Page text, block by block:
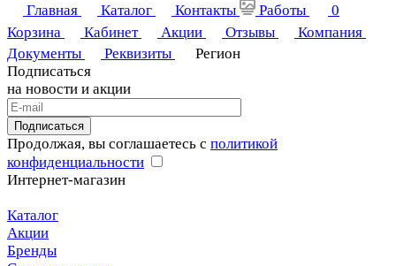
Главная
Каталог Контакты Работы
0
Корзина
Кабинет Акции Отзывы
Компания
Документы
Реквизиты
Регион
Подписаться
на новости и акции
Подписаться
Продолжая, вы соглашаетесь с политикой
конфиденциальности
Интернет-магазин
Каталог
Акции
Бренды